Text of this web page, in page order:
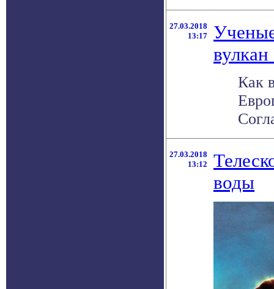
27.03.2018
13:17
Как
27.03.2018
13:12
воды